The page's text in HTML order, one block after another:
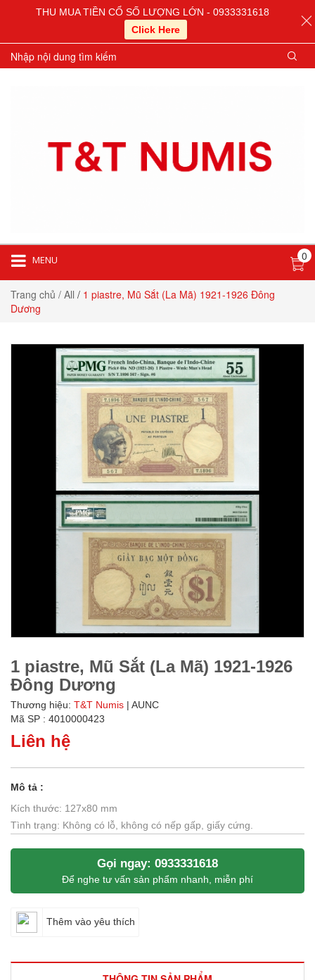
MENU 0
Trang chủ / All / 1 piastre, Mũ Sắt (La Mã) 1921-1926 Đông
Dương
1 piastre, Mũ Sắt (La Mã) 1921-1926
Đông Dương
Thương hiệu: T&T Numis | AUNC
Mã SP : 4010000423
Liên hệ
Mô tả :
Kích thước: 127x80 mm
Tình trạng: Không có lỗ, không có nếp gấp, giấy cứng.
Gọi ngay: 0933331618
Để nghe tư vấn sản phẩm nhanh, miễn phí
Thêm vào yêu thích
THU MUA TIỀN CỔ SỐ LƯỢNG LỚN - 0933331618
Click Here